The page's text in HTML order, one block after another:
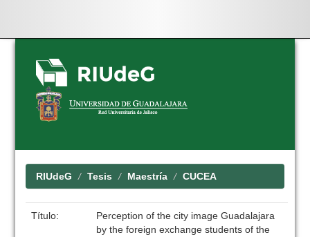
Skip
navigation
RIUdeG Tesis Maestría CUCEA
Título:
Perception of the city image Guadalajara
by the foreign exchange students of the